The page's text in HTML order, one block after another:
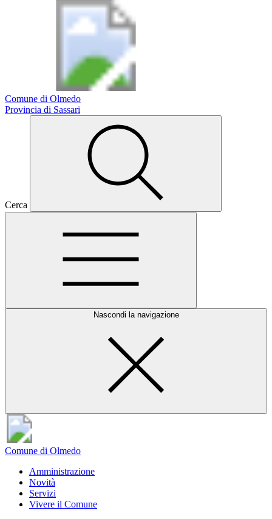
Comune di Olmedo
Provincia di Sassari
Cerca
Nascondi la navigazione
Comune di Olmedo
Amministrazione
Novità
Servizi
Vivere il Comune